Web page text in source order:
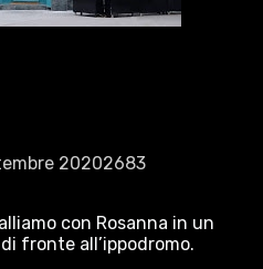
20202683
con Rosanna in un
fronte all’ippodromo.